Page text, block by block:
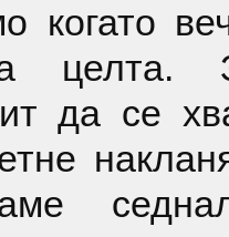
когато
целта.
да се